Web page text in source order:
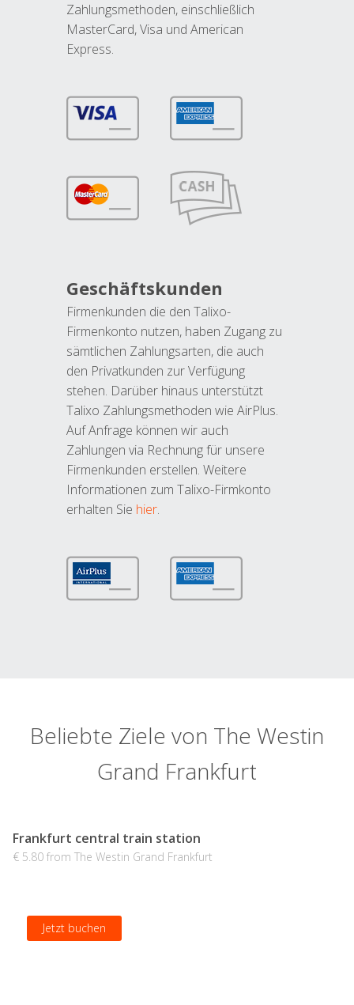
Zahlungsmethoden, einschließlich
MasterCard, Visa und American
Express.
Geschäftskunden
Firmenkunden die den Talixo-
Firmenkonto nutzen, haben Zugang zu
sämtlichen Zahlungsarten, die auch
den Privatkunden zur Verfügung
stehen. Darüber hinaus unterstützt
Talixo Zahlungsmethoden wie AirPlus.
Auf Anfrage können wir auch
Zahlungen via Rechnung für unsere
Firmenkunden erstellen. Weitere
Informationen zum Talixo-Firmkonto
erhalten Sie hier.
Beliebte Ziele von The Westin
Grand Frankfurt
Frankfurt central train station
€ 5.80 from The Westin Grand Frankfurt
Jetzt buchen